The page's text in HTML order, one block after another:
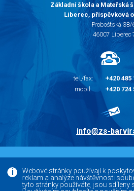
Webové stránky používají k
reklam a analýze návštěvnosti
tyto stránky používáte, jsou sdíleny
Základní škola a Mateřská
Liberec, příspěvková
Proboštská 38/
46007 Liberec
tel./fax:
+420 485
mobil:
+420 724
info@zs-
Facebook